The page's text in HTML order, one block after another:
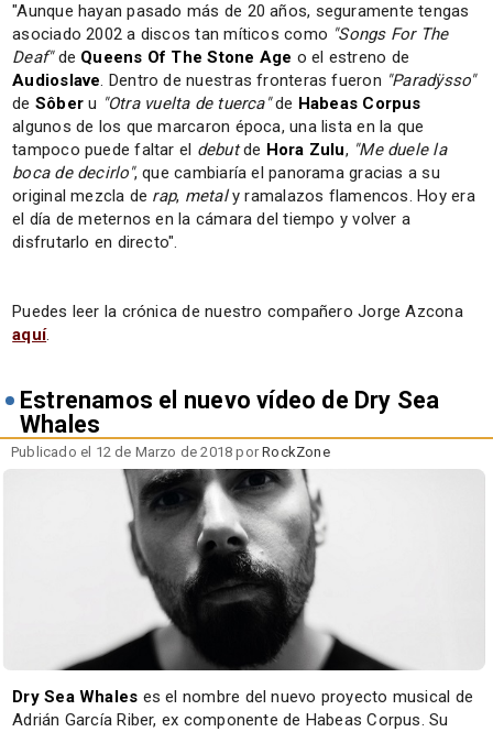
"Aunque hayan pasado más de 20 años, seguramente tengas
asociado 2002 a discos tan míticos como "Songs For The
Deaf"de Queens Of The Stone Age o el estreno de
Audioslave. Dentro de nuestras fronteras fueron "Paradÿsso"
de Sôber u "Otra vuelta de tuerca"de Habeas Corpus
algunos de los que marcaron época, una lista en la que
tampoco puede faltar el debutde Hora Zulu, "Me duele la
boca de decirlo", que cambiaría el panorama gracias a su
original mezcla de rap, metaly ramalazos flamencos. Hoy era
el día de meternos en la cámara del tiempo y volver a
disfrutarlo en directo".
Puedes leer la crónica de nuestro compañero Jorge Azcona
aquí.
Estrenamos el nuevo vídeo de Dry Sea
Whales
Publicado el 12 de Marzo de 2018 porRockZone
Dry Sea Whales es el nombre del nuevo proyecto musical de
Adrián García Riber, ex componente de Habeas Corpus. Su